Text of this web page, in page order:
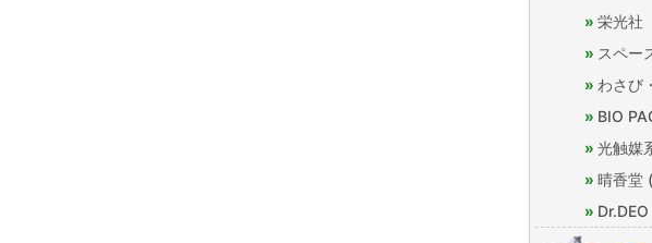
栄光社
スペー
わさび
BIO
光触媒
晴香堂